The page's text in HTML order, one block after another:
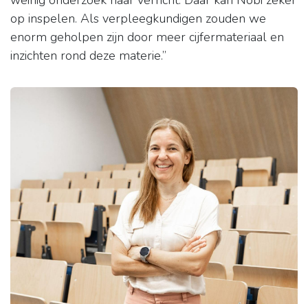
op inspelen. Als verpleegkundigen zouden we
enorm geholpen zijn door meer cijfermateriaal en
inzichten rond deze materie.”